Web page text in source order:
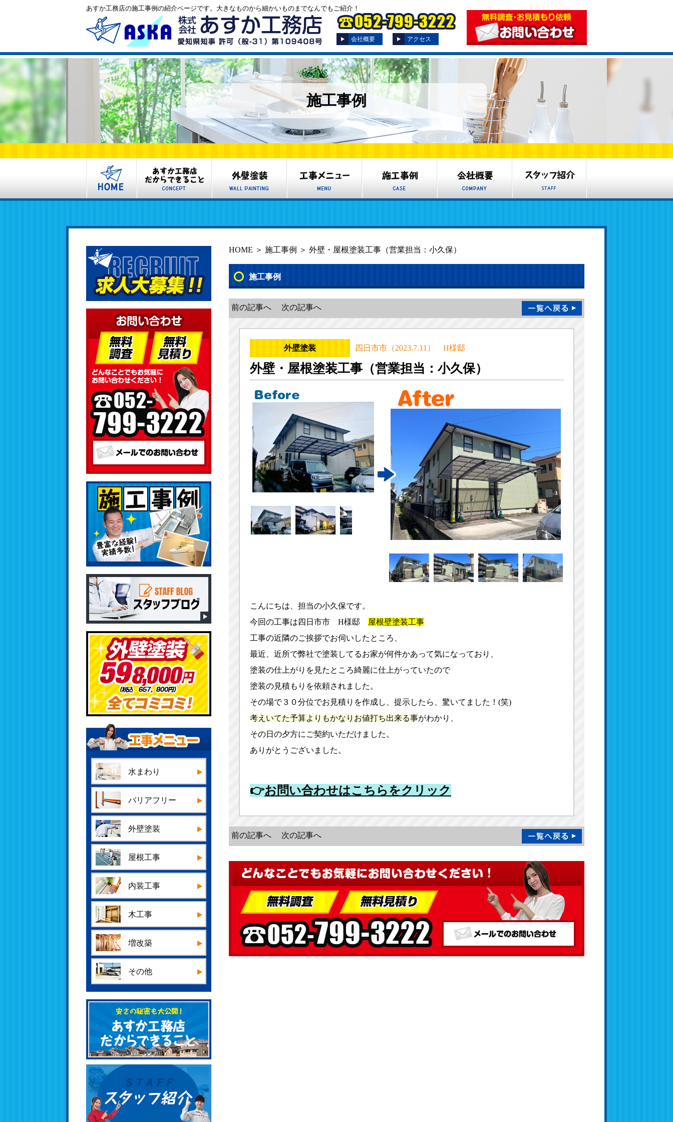
あすか工務店の施工事例の紹介ページです。大きなものから細かいものまでなんでもご紹介！
会社概要 アクセス
施工事例
水まわり
バリアフリー
外壁塗装
屋根工事
内装工事
木工事
増改築
その他
HOME ＞ 施工事例 ＞ 外壁・屋根塗装工事（営業担当：小久保）
施工事例
前の記事へ 次の記事へ
外壁塗装 四日市市（2023.7.11） H様邸
外壁・屋根塗装工事（営業担当：小久保）
こんにちは、担当の小久保です。
今回の工事は四日市市 H様邸 屋根壁塗装工事
工事の近隣のご挨拶でお伺いしたところ、
最近、近所で弊社で塗装してるお家が何件かあって気になっており、
塗装の仕上がりを見たところ綺麗に仕上がっていたので
塗装の見積もりを依頼されました。
その場で３０分位でお見積りを作成し、提示したら、驚いてました！(笑)
考えいてた予算よりもかなりお値打ち出来る事がわかり、
その日の夕方にご契約いただけました。
ありがとうございました。
👉お問い合わせはこちらをクリック
前の記事へ 次の記事へ